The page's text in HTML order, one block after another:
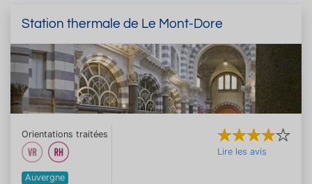
Station thermale de Le Mont-Dore
Orientations traitées
Auvergne
Lire les avis